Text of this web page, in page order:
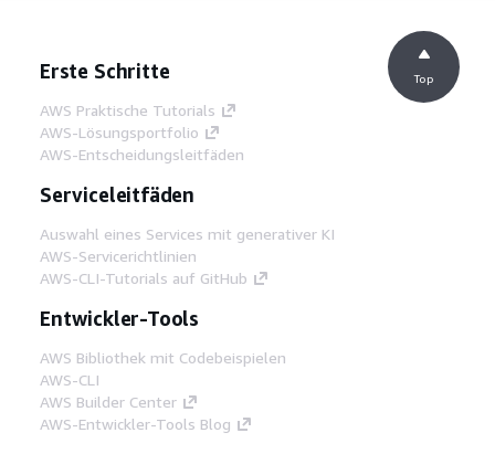
Erste Schritte
AWS Praktische Tutorials
AWS-Lösungsportfolio
AWS-Entscheidungsleitfäden
Serviceleitfäden
Auswahl eines Services mit generativer KI
AWS-Servicerichtlinien
AWS-CLI-Tutorials auf GitHub
Entwickler-Tools
AWS Bibliothek mit Codebeispielen
AWS-CLI
AWS Builder Center
AWS-Entwickler-Tools Blog
Top